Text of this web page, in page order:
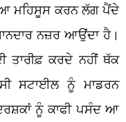
ਮਹਿਸੂਸ ਕਰਨ ਲੱਗ ਪੈਂਦੇ
ਨਜ਼ਰ ਆਉਂਦਾ ਹੈ।
ਤਾਰੀਫ਼ ਕਰਦੇ ਨਹੀਂ ਥੱਕ
ਸਟਾਈਲ ਨੂੰ ਮਾਡਰਨ
ਨੂੰ ਕਾਫੀ ਪਸੰਦ ਆ